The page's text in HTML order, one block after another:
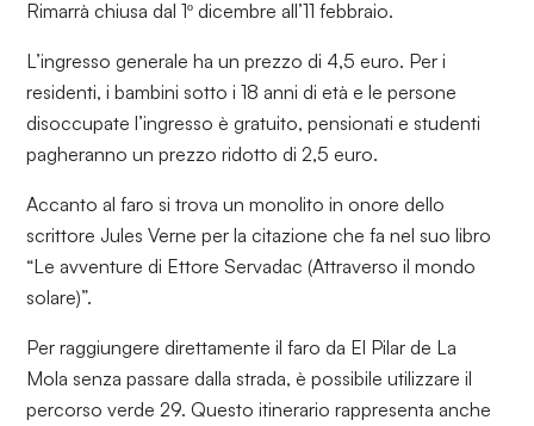
Rimarrà chiusa dal 1º dicembre all’11 febbraio.
L’ingresso generale ha un prezzo di 4,5 euro. Per i
residenti, i bambini sotto i 18 anni di età e le persone
disoccupate l’ingresso è gratuito, pensionati e studenti
pagheranno un prezzo ridotto di 2,5 euro.
Accanto al faro si trova un monolito in onore dello
scrittore Jules Verne per la citazione che fa nel suo libro
“Le avventure di Ettore Servadac (Attraverso il mondo
solare)”.
Per raggiungere direttamente il faro da El Pilar de La
Mola senza passare dalla strada, è possibile utilizzare il
percorso verde 29. Questo itinerario rappresenta anche